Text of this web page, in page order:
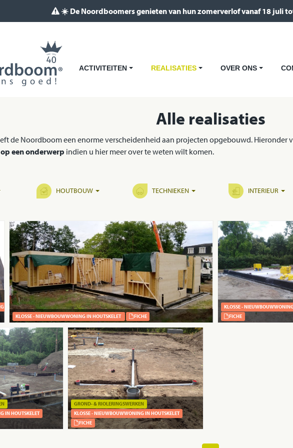
☀️ De Noordboomers genieten van hun zomerverlof vanaf 18 juli
ACTIVITEITEN
REALISATIES
OVER ONS
Alle realisaties
de Noordboom een enorme verscheidenheid aan projecten opgebouwd. Hieronder
een onderwerp indien u hier meer over te weten wilt komen.
HOUTBOUW TECHNIEKEN INTERIEUR
IN HOUTSKELET
KLOSSE - NIEUWBOUWWONING IN HOUTSKELET FICHE
KLOSSE -
FICHE
IN HOUTSKELET
GROND- & RIOLERINGSWERKEN
KLOSSE - NIEUWBOUWWONING IN HOUTSKELET
FICHE